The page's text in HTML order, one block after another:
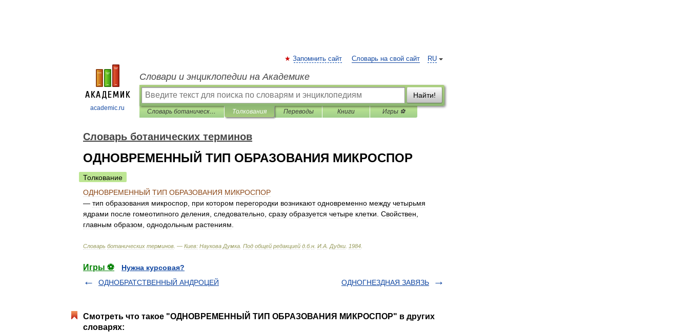
academic.ru
RU
Запомнить сайт Словарь на свой сайт
Словари и энциклопедии на Академике
Найти!
Словарь ботанических терминов Толкования Переводы Книги Игры ⚽
Словарь ботанических терминов
ОДНОВРЕМЕННЫЙ ТИП ОБРАЗОВАНИЯ МИКРОСПОР
Толкование
ОДНОВРЕМЕННЫЙ ТИП ОБРАЗОВАНИЯ МИКРОСПОР
— тип образования микроспор при котором перегородки возникают одновременно между четырьмя
ядрами после гомеотипного деления следовательно сразу образуется четыре клетки Свойствен
главным образом однодольным растениям
Словарь ботанических терминов . — Киев: Наукова Думка Под общей редакцией д б.н И А Дудки 1984
Игры ⚽
Нужна курсовая?
ОДНОБРАТСТВЕННЫЙ АНДРОЦЕЙ
ОДНОГНЕЗДНАЯ ЗАВЯЗЬ
Смотреть что такое "ОДНОВРЕМЕННЫЙ ТИП ОБРАЗОВАНИЯ МИКРОСПОР" в других
словарях: